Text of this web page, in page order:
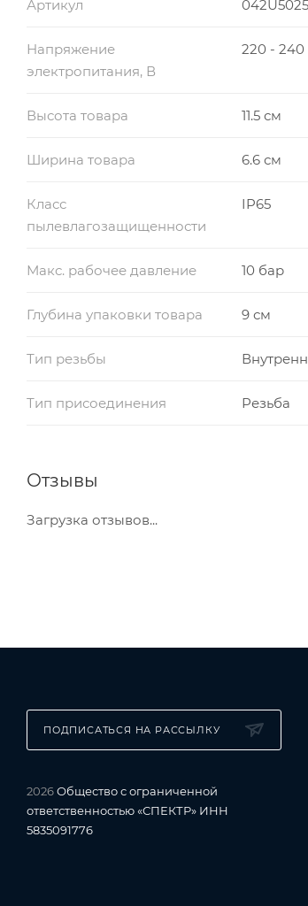
Артикул
Напряжение
электропитания, В
220 - 240
Высота товара 11.5 см
Ширина товара 6.6 см
Класс
пылевлагозащищенности
IP65
Макс. рабочее давление 10 бар
Глубина упаковки товара 9 см
Тип резьбы
Тип присоединения Резьба
Отзывы
Загрузка отзывов...
ПОДПИСАТЬСЯ НА РАССЫЛКУ
2026Общество с ограниченной
ответственностью «СПЕКТР» ИНН
5835091776